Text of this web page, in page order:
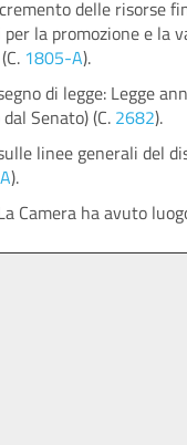
delle risorse
la promozione e la
1805-A).
di legge: Legge
Senato) (C. 2682).
linee generali del
).
Camera ha avuto